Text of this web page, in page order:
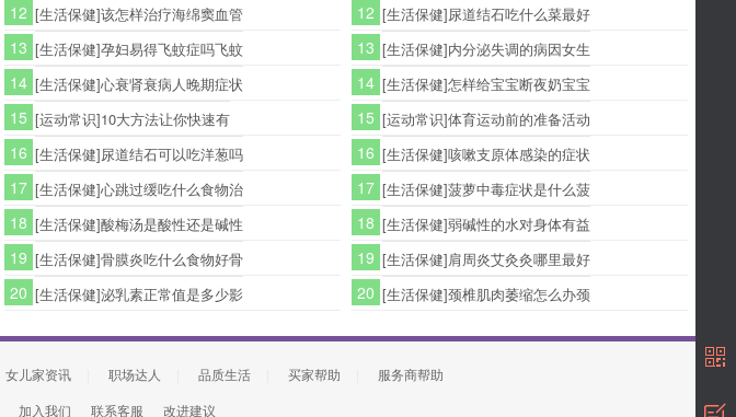
12 [生活保健]该怎样治疗海绵窦血管
13 [生活保健]孕妇易得飞蚊症吗飞蚊
14 [生活保健]心衰肾衰病人晚期症状
15 [运动常识]10大方法让你快速有
16 [生活保健]尿道结石可以吃洋葱吗
17 [生活保健]心跳过缓吃什么食物治
18 [生活保健]酸梅汤是酸性还是碱性
19 [生活保健]骨膜炎吃什么食物好骨
20 [生活保健]泌乳素正常值是多少影
12 [生活保健]尿道结石吃什么菜最好
13 [生活保健]内分泌失调的病因女生
14 [生活保健]怎样给宝宝断夜奶宝宝
15 [运动常识]体育运动前的准备活动
16 [生活保健]咳嗽支原体感染的症状
17 [生活保健]菠萝中毒症状是什么菠
18 [生活保健]弱碱性的水对身体有益
19 [生活保健]肩周炎艾灸灸哪里最好
20 [生活保健]颈椎肌肉萎缩怎么办颈
女儿家资讯 职场达人 品质生活 买家帮助 服务商帮助
加入我们 联系客服 改进建议